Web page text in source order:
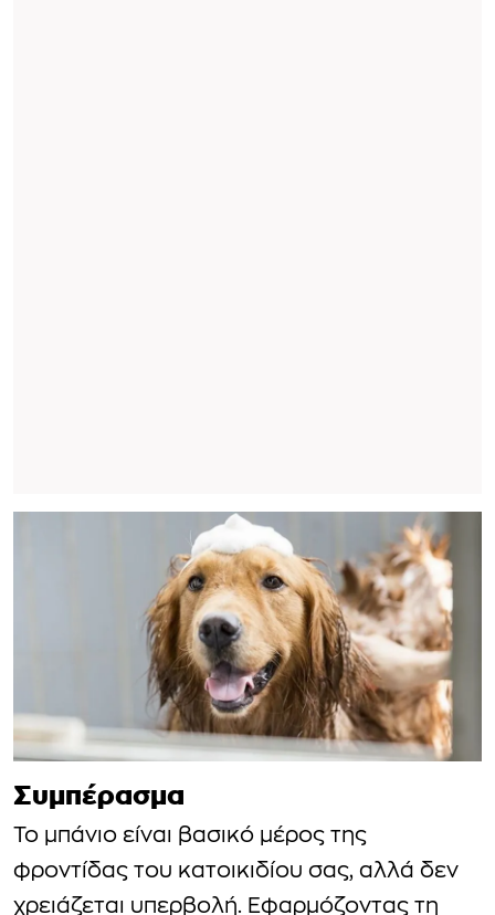
Συμπέρασμα
Το μπάνιο είναι βασικό μέρος της
φροντίδας του κατοικιδίου σας, αλλά δεν
χρειάζεται υπερβολή. Εφαρμόζοντας τη